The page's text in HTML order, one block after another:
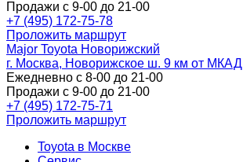
Продажи с 9-00 до 21-00
+7 (495) 172-75-78
Проложить маршрут
Major Toyota Новорижский
г. Москва, Новорижское ш. 9 км от МКАД
Ежедневно с 8-00 до 21-00
Продажи с 9-00 до 21-00
+7 (495) 172-75-71
Проложить маршрут
Toyota в Москве